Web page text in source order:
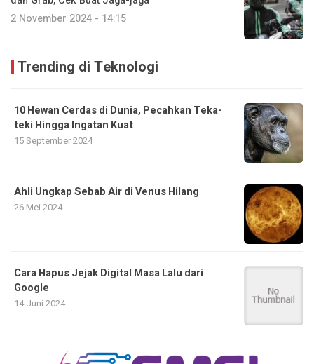
2 November 2024 - 14:15
Trending di Teknologi
10 Hewan Cerdas di Dunia, Pecahkan Teka-
teki Hingga Ingatan Kuat
15 September 2024
Ahli Ungkap Sebab Air di Venus Hilang
26 Mei 2024
Cara Hapus Jejak Digital Masa Lalu dari
Google
14 Juni 2024